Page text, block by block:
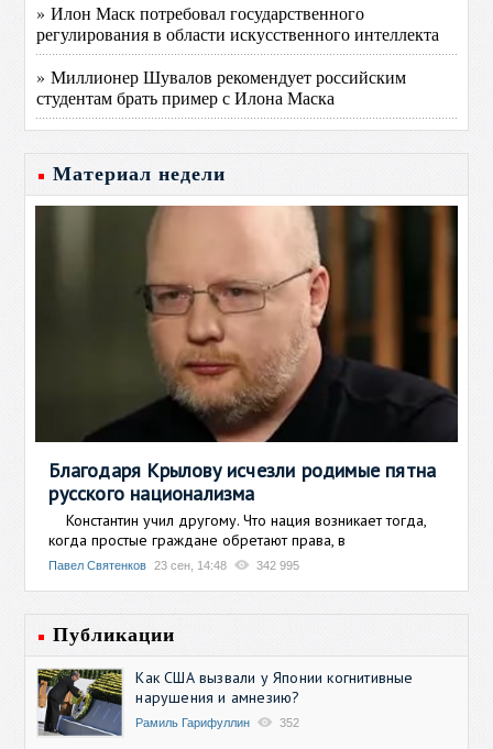
» Илон Маск потребовал государственного
регулирования в области искусственного интеллекта
» Миллионер Шувалов рекомендует российским
студентам брать пример с Илона Маска
Материал недели
Благодаря Крылову исчезли родимые пятна
русского национализма
Константин учил другому. Что нация возникает тогда,
когда простые граждане обретают права, в
Павел Святенков 23 сен, 14:48 342 995
Публикации
Как США вызвали у Японии когнитивные
нарушения и амнезию?
Рамиль Гарифуллин 352